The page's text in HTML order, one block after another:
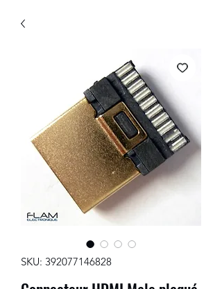
SKU: 392077146828